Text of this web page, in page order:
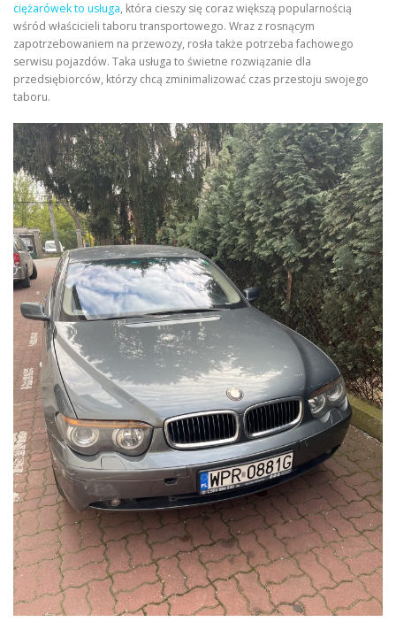
ciężarówek to usługa, która cieszy się coraz większą popularnością
wśród właścicieli taboru transportowego. Wraz z rosnącym
zapotrzebowaniem na przewozy, rosła także potrzeba fachowego
serwisu pojazdów. Taka usługa to świetne rozwiązanie dla
przedsiębiorców, którzy chcą zminimalizować czas przestoju swojego
taboru.